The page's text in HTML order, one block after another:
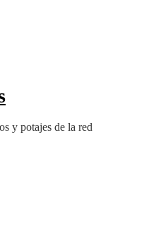
y potajes de la red